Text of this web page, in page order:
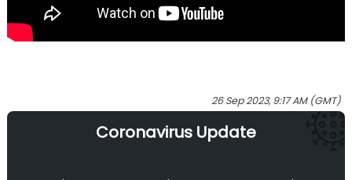
26 Sep 2023, 9:17 AM (GMT)
Coronavirus Update